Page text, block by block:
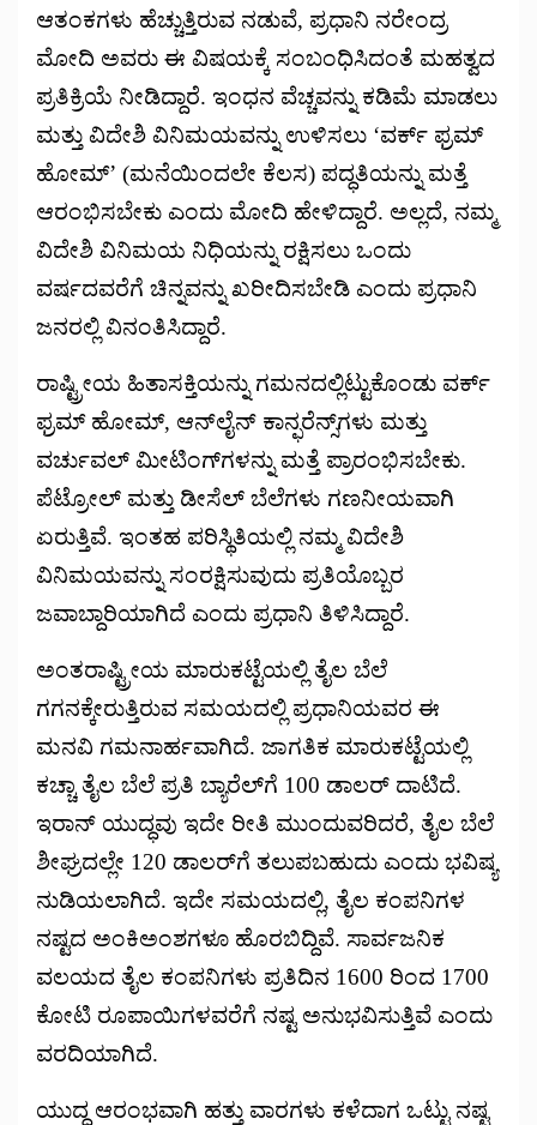
ಆತಂಕಗಳು ಹೆಚ್ಚುತ್ತಿರುವ ನಡುವೆ, ಪ್ರಧಾನಿ ನರೇಂದ್ರ
ಮೋದಿ ಅವರು ಈ ವಿಷಯಕ್ಕೆ ಸಂಬಂಧಿಸಿದಂತೆ ಮಹತ್ವದ
ಪ್ರತಿಕ್ರಿಯೆ ನೀಡಿದ್ದಾರೆ. ಇಂಧನ ವೆಚ್ಚವನ್ನು ಕಡಿಮೆ ಮಾಡಲು
ಮತ್ತು ವಿದೇಶಿ ವಿನಿಮಯವನ್ನು ಉಳಿಸಲು ‘ವರ್ಕ್ ಫ್ರಮ್
ಹೋಮ್’ (ಮನೆಯಿಂದಲೇ ಕೆಲಸ) ಪದ್ಧತಿಯನ್ನು ಮತ್ತೆ
ಆರಂಭಿಸಬೇಕು ಎಂದು ಮೋದಿ ಹೇಳಿದ್ದಾರೆ. ಅಲ್ಲದೆ, ನಮ್ಮ
ವಿದೇಶಿ ವಿನಿಮಯ ನಿಧಿಯನ್ನು ರಕ್ಷಿಸಲು ಒಂದು
ವರ್ಷದವರೆಗೆ ಚಿನ್ನವನ್ನು ಖರೀದಿಸಬೇಡಿ ಎಂದು ಪ್ರಧಾನಿ
ಜನರಲ್ಲಿ ವಿನಂತಿಸಿದ್ದಾರೆ.
ರಾಷ್ಟ್ರೀಯ ಹಿತಾಸಕ್ತಿಯನ್ನು ಗಮನದಲ್ಲಿಟ್ಟುಕೊಂಡು ವರ್ಕ್
ಫ್ರಮ್ ಹೋಮ್, ಆನ್‌ಲೈನ್ ಕಾನ್ಫರೆನ್ಸ್‌ಗಳು ಮತ್ತು
ವರ್ಚುವಲ್ ಮೀಟಿಂಗ್‌ಗಳನ್ನು ಮತ್ತೆ ಪ್ರಾರಂಭಿಸಬೇಕು.
ಪೆಟ್ರೋಲ್ ಮತ್ತು ಡೀಸೆಲ್ ಬೆಲೆಗಳು ಗಣನೀಯವಾಗಿ
ಏರುತ್ತಿವೆ. ಇಂತಹ ಪರಿಸ್ಥಿತಿಯಲ್ಲಿ ನಮ್ಮ ವಿದೇಶಿ
ವಿನಿಮಯವನ್ನು ಸಂರಕ್ಷಿಸುವುದು ಪ್ರತಿಯೊಬ್ಬರ
ಜವಾಬ್ದಾರಿಯಾಗಿದೆ ಎಂದು ಪ್ರಧಾನಿ ತಿಳಿಸಿದ್ದಾರೆ.
ಅಂತರಾಷ್ಟ್ರೀಯ ಮಾರುಕಟ್ಟೆಯಲ್ಲಿ ತೈಲ ಬೆಲೆ
ಗಗನಕ್ಕೇರುತ್ತಿರುವ ಸಮಯದಲ್ಲಿ ಪ್ರಧಾನಿಯವರ ಈ
ಮನವಿ ಗಮನಾರ್ಹವಾಗಿದೆ. ಜಾಗತಿಕ ಮಾರುಕಟ್ಟೆಯಲ್ಲಿ
ಕಚ್ಚಾ ತೈಲ ಬೆಲೆ ಪ್ರತಿ ಬ್ಯಾರೆಲ್‌ಗೆ 100 ಡಾಲರ್ ದಾಟಿದೆ.
ಇರಾನ್ ಯುದ್ಧವು ಇದೇ ರೀತಿ ಮುಂದುವರಿದರೆ, ತೈಲ ಬೆಲೆ
ಶೀಘ್ರದಲ್ಲೇ 120 ಡಾಲರ್‌ಗೆ ತಲುಪಬಹುದು ಎಂದು ಭವಿಷ್ಯ
ನುಡಿಯಲಾಗಿದೆ. ಇದೇ ಸಮಯದಲ್ಲಿ, ತೈಲ ಕಂಪನಿಗಳ
ನಷ್ಟದ ಅಂಕಿಅಂಶಗಳೂ ಹೊರಬಿದ್ದಿವೆ. ಸಾರ್ವಜನಿಕ
ವಲಯದ ತೈಲ ಕಂಪನಿಗಳು ಪ್ರತಿದಿನ 1600 ರಿಂದ 1700
ಕೋಟಿ ರೂಪಾಯಿಗಳವರೆಗೆ ನಷ್ಟ ಅನುಭವಿಸುತ್ತಿವೆ ಎಂದು
ವರದಿಯಾಗಿದೆ.
ಯುದ್ಧ ಆರಂಭವಾಗಿ ಹತ್ತು ವಾರಗಳು ಕಳೆದಾಗ ಒಟ್ಟು ನಷ್ಟ